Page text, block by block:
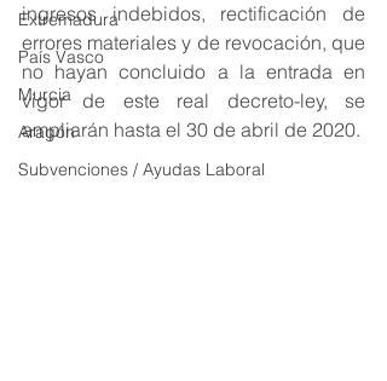
Extremadura
País Vasco
Murcia
Aragón
Subvenciones / Ayudas Laboral
ingresos indebidos, rectificación de
errores materiales y de revocación, que
no hayan concluido a la entrada en
vigor de este real decreto-ley, se
ampliarán hasta el 30 de abril de 2020.